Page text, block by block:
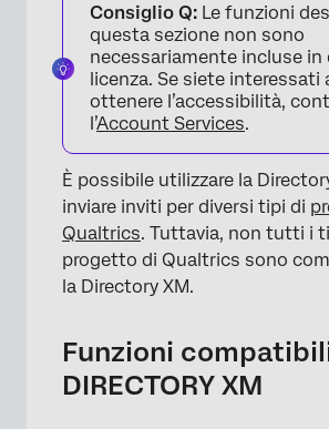
Consiglio Q: Le funzioni
questa sezione non sono
necessariamente incluse in
licenza. Se siete interessati
ottenere l’accessibilità,
l’Account Services.
È possibile utilizzare la
inviare inviti per diversi tipi di
Qualtrics. Tuttavia, non tutti i
progetto di Qualtrics sono
la Directory XM.
Funzioni
DIRECTORY XM